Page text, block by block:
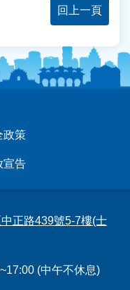
回上一頁
政策
宣告
正路439號5-7樓(士
(中午不休息)